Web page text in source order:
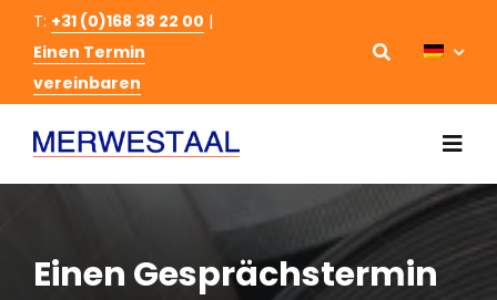
content
T: +31 (0)168 38 22 00 |
Einen Termin
vereinbaren
Stahlhandel
Einen Gesprächstermin